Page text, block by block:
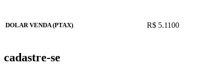
DOLAR VENDA (PTAX) R$ 5.1100
cadastre-se